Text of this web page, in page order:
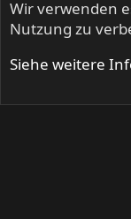
Startseite
Wir verwenden
Nutzung zu
Siehe weitere